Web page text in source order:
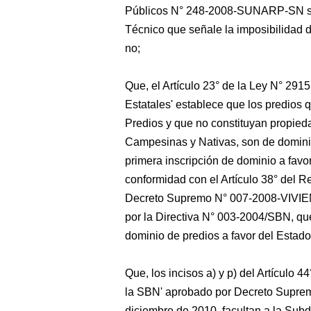
Públicos N° 248-2008-SUNARP-SN
Técnico que señale la imposibilidad
no;
Que, el Artículo 23° de la Ley N°
Estatales' establece que los predios
Predios y que no constituyan
Campesinas y Nativas, son de
primera inscripción de dominio a
conformidad con el Artículo 38° del
Decreto Supremo N° 007-2008-
por la Directiva N° 003-2004/SBN,
dominio de predios a favor del
Que, los incisos a) y p) del Artículo
la SBN' aprobado por Decreto